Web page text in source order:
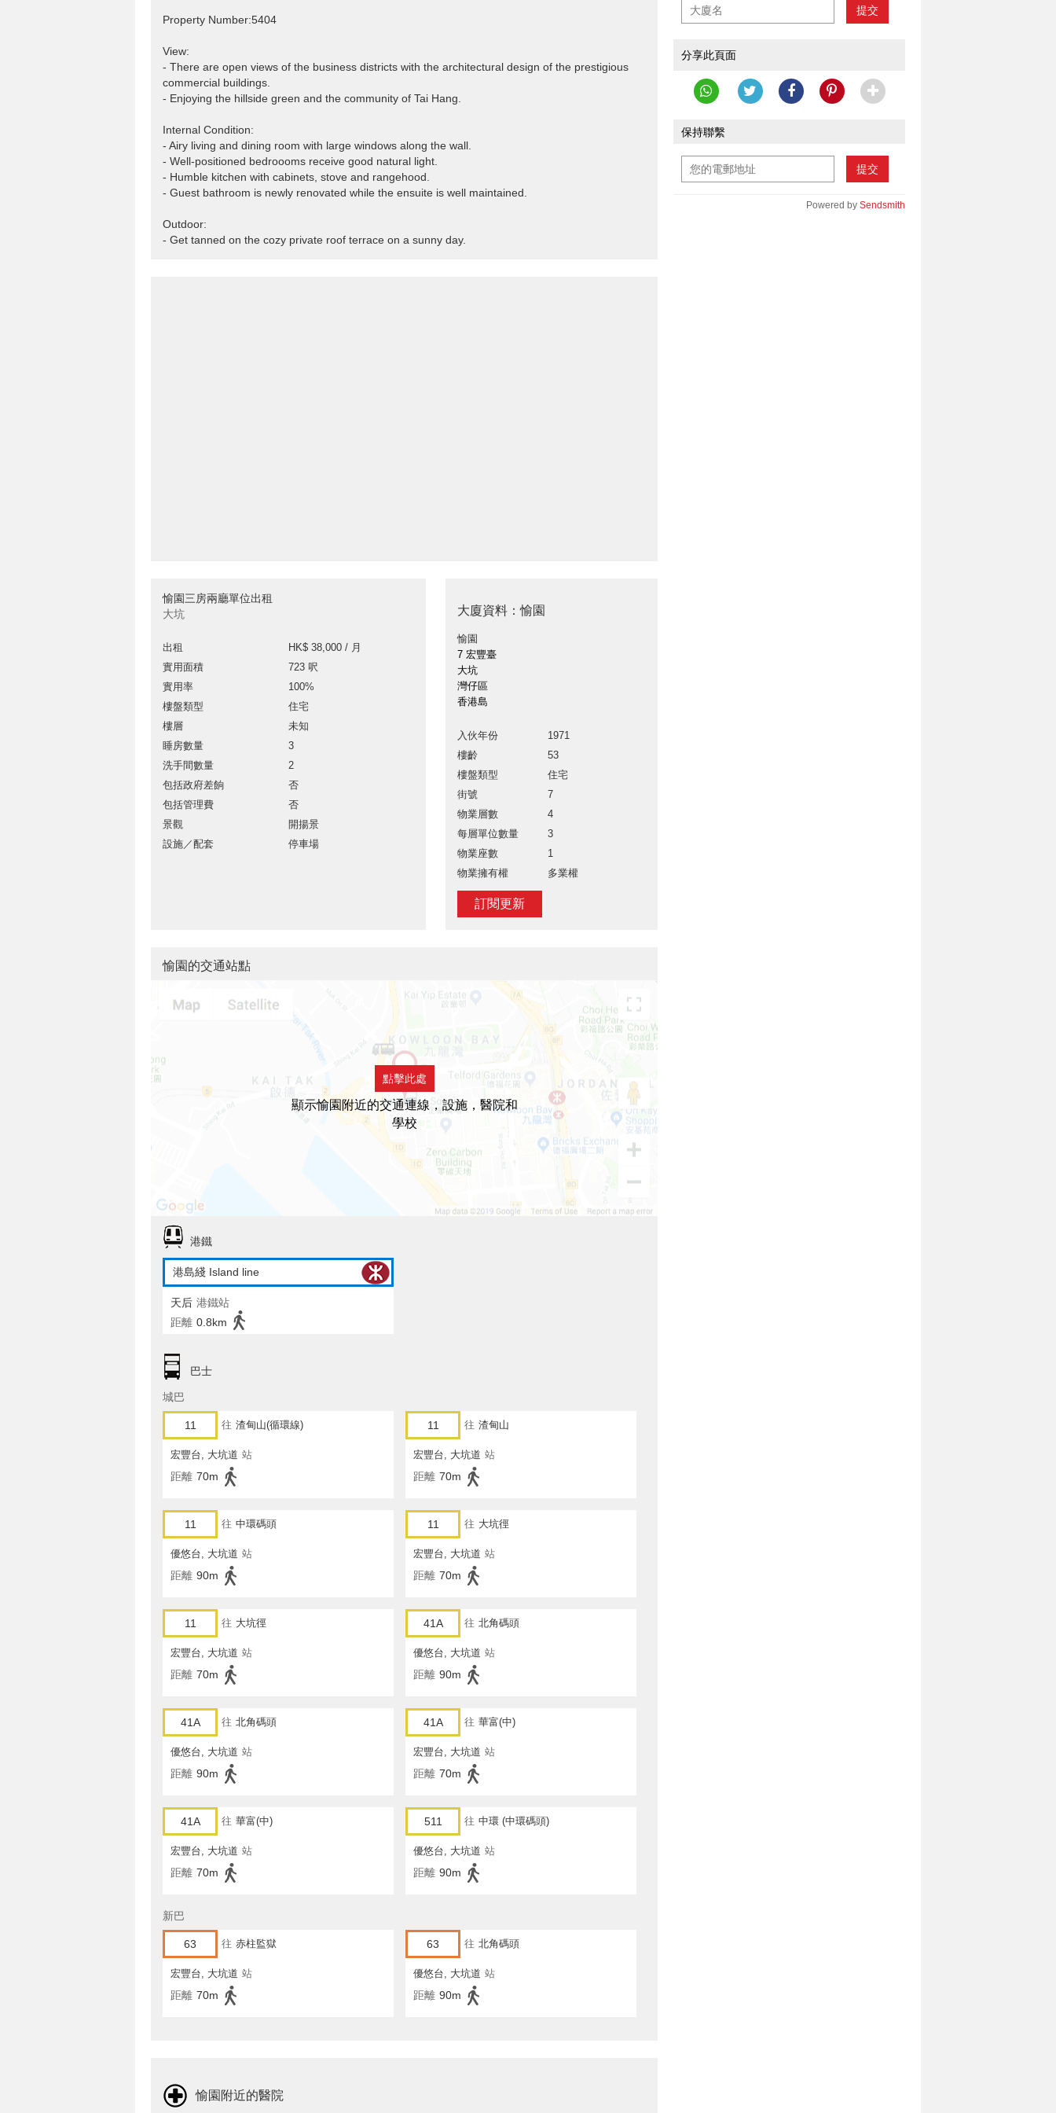
Property Number:5404
View:
- There are open views of the business districts with the architectural design of the prestigious
commercial buildings.
- Enjoying the hillside green and the community of Tai Hang.
Internal Condition:
- Airy living and dining room with large windows along the wall.
- Well-positioned bedroooms receive good natural light.
- Humble kitchen with cabinets, stove and rangehood.
- Guest bathroom is newly renovated while the ensuite is well maintained.
Outdoor:
- Get tanned on the cozy private roof terrace on a sunny day.
愉園三房兩廳單位出租
大坑
出租
HK$ 38,000 / 月
實用面積
723 呎
實用率
100%
樓盤類型
住宅
樓層
未知
睡房數量
3
洗手間數量
2
包括政府差餉
否
包括管理費
否
景觀
開揚景
設施／配套
停車場
大廈資料：愉園
愉園
7 宏豐臺
大坑
灣仔區
香港島
入伙年份
1971
樓齡
53
樓盤類型
住宅
街號
7
物業層數
4
每層單位數量
3
物業座數
1
物業擁有權
多業權
訂閱更新
提交
分享此頁面
保持聯繫
提交
Powered by Sendsmith
愉園的交通站點
點擊此處
顯示愉園附近的交通連線，設施，醫院和
學校
港鐵
港島綫 Island line
天后 港鐵站
距離 0.8km
巴士
城巴
11 往 渣甸山(循環線)
宏豐台, 大坑道 站
距離 70m
11 往 渣甸山
宏豐台, 大坑道 站
距離 70m
11 往 中環碼頭
優悠台, 大坑道 站
距離 90m
11 往 大坑徑
宏豐台, 大坑道 站
距離 70m
11 往 大坑徑
宏豐台, 大坑道 站
距離 70m
41A 往 北角碼頭
優悠台, 大坑道 站
距離 90m
41A 往 北角碼頭
優悠台, 大坑道 站
距離 90m
41A 往 華富(中)
宏豐台, 大坑道 站
距離 70m
41A 往 華富(中)
宏豐台, 大坑道 站
距離 70m
511 往 中環 (中環碼頭)
優悠台, 大坑道 站
距離 90m
新巴
63 往 赤柱監獄
宏豐台, 大坑道 站
距離 70m
63 往 北角碼頭
優悠台, 大坑道 站
距離 90m
愉園附近的醫院